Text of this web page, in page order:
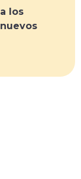
los